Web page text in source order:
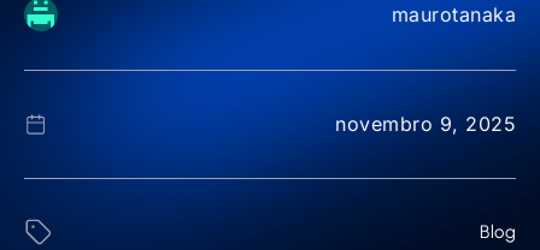
maurotanaka
novembro 9, 2025
Blog